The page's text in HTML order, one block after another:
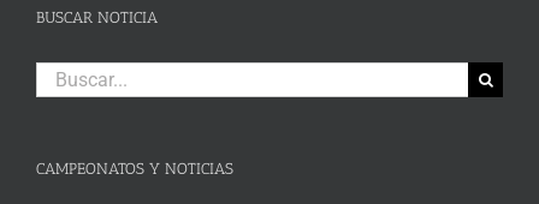
BUSCAR NOTICIA
Buscar:
CAMPEONATOS Y NOTICIAS